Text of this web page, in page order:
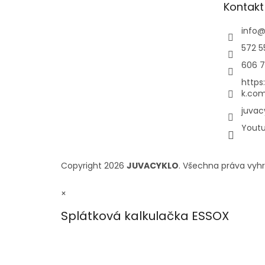
Kontakt
info@
572
606
Copyright 2026 JUVACYKLO. Všechna práva
×
Splátková kalkulačka ESSOX